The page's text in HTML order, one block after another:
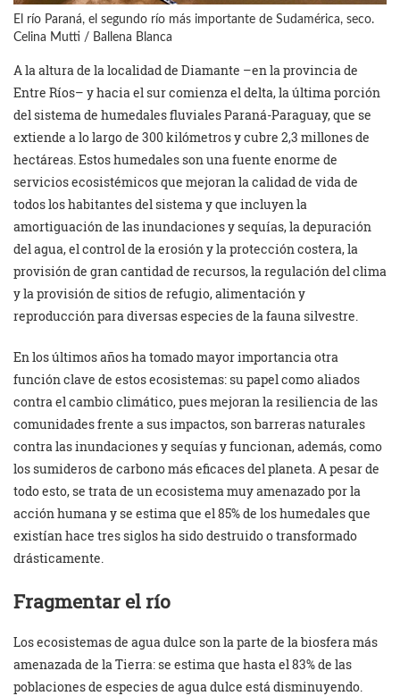
El río Paraná, el segundo río más importante de Sudamérica, seco.
Celina Mutti / Ballena Blanca
A la altura de la localidad de Diamante –en la provincia de
Entre Ríos– y hacia el sur comienza el delta, la última porción
del sistema de humedales fluviales Paraná-Paraguay, que se
extiende a lo largo de 300 kilómetros y cubre 2,3 millones de
hectáreas. Estos humedales son una fuente enorme de
servicios ecosistémicos que mejoran la calidad de vida de
todos los habitantes del sistema y que incluyen la
amortiguación de las inundaciones y sequías, la depuración
del agua, el control de la erosión y la protección costera, la
provisión de gran cantidad de recursos, la regulación del clima
y la provisión de sitios de refugio, alimentación y
reproducción para diversas especies de la fauna silvestre.
En los últimos años ha tomado mayor importancia otra
función clave de estos ecosistemas: su papel como aliados
contra el cambio climático, pues mejoran la resiliencia de las
comunidades frente a sus impactos, son barreras naturales
contra las inundaciones y sequías y funcionan, además, como
los sumideros de carbono más eficaces del planeta. A pesar de
todo esto, se trata de un ecosistema muy amenazado por la
acción humana y se estima que el 85% de los humedales que
existían hace tres siglos ha sido destruido o transformado
drásticamente.
Fragmentar el río
Los ecosistemas de agua dulce son la parte de la biosfera más
amenazada de la Tierra: se estima que hasta el 83% de las
poblaciones de especies de agua dulce está disminuyendo.